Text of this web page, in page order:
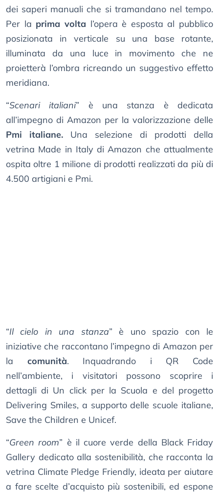
dei saperi manuali che si tramandano nel tempo.
Per la prima volta l’opera è esposta al pubblico
posizionata in verticale su una base rotante,
illuminata da una luce in movimento che ne
proietterà l’ombra ricreando un suggestivo effetto
meridiana.
“Scenari italiani” è una stanza è dedicata
all’impegno di Amazon per la valorizzazione delle
Pmi italiane. Una selezione di prodotti della
vetrina Made in Italy di Amazon che attualmente
ospita oltre 1 milione di prodotti realizzati da più di
4.500 artigiani e Pmi.
“Il cielo in una stanza” è uno spazio con le
iniziative che raccontano l’impegno di Amazon per
la comunità. Inquadrando i QR Code
nell’ambiente, i visitatori possono scoprire i
dettagli di Un click per la Scuola e del progetto
Delivering Smiles, a supporto delle scuole italiane,
Save the Children e Unicef.
“Green room” è il cuore verde della Black Friday
Gallery dedicato alla sostenibilità, che racconta la
vetrina Climate Pledge Friendly, ideata per aiutare
a fare scelte d’acquisto più sostenibili, ed espone